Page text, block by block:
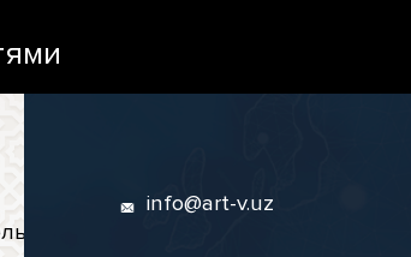
info@art-v.uz